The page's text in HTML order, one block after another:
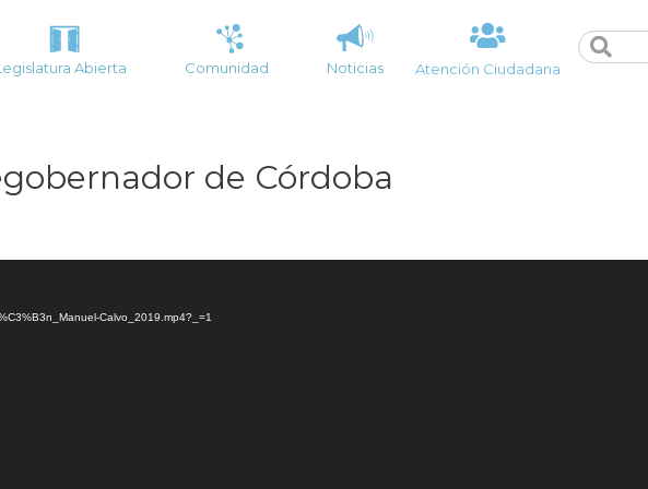
Abierta Comunidad Noticias Atención Ciudadana
de Córdoba
Calvo_2019.mp4?_=1